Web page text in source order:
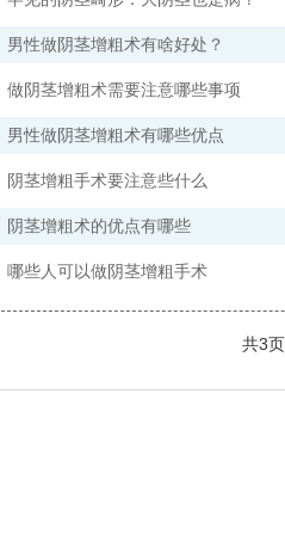
男性做阴茎增粗术有啥好处？
做阴茎增粗术需要注意哪些事项
男性做阴茎增粗术有哪些优点
阴茎增粗手术要注意些什么
阴茎增粗术的优点有哪些
哪些人可以做阴茎增粗手术
共3